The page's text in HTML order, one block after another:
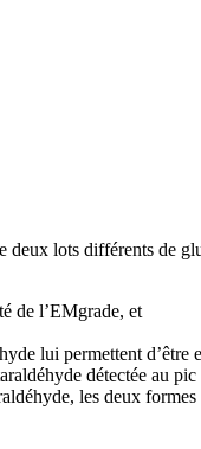
deux lots différents de
de l’EMgrade, et
lui permettent
détectée au
les deux